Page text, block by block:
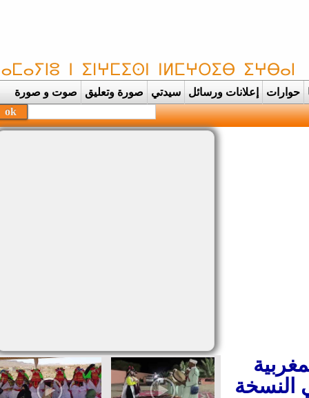
حوارات إعلانات ورسائل سيدتي صورة وتعليق صوت و صورة
النسخة